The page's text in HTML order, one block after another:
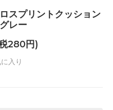
スプリントクッション
レー
280円)
入り